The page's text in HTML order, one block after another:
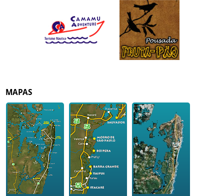
MAPAS